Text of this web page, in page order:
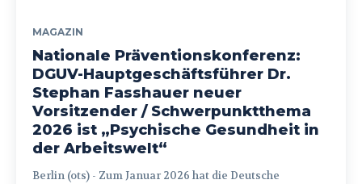
MAGAZIN
Nationale Präventionskonferenz:
DGUV-Hauptgeschäftsführer Dr.
Stephan Fasshauer neuer
Vorsitzender / Schwerpunktthema
2026 ist „Psychische Gesundheit in
der Arbeitswelt“
Berlin (ots) - Zum Januar 2026 hat die Deutsche